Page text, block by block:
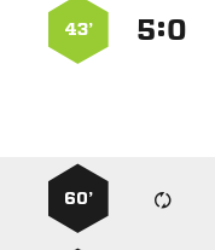
:
43’
60’